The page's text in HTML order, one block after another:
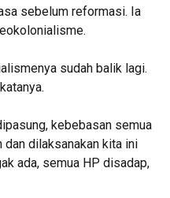
sebelum reformasi. Ia
sudah balik lagi.
kebebasan semua
dan dilaksanakan kita ini
ada, semua HP disadap,